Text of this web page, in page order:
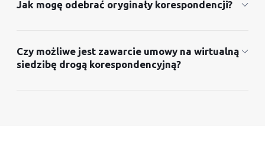
Jak mogę odebrać oryginały korespondencji?
Czy możliwe jest zawarcie umowy na wirtualną
siedzibę drogą korespondencyjną?